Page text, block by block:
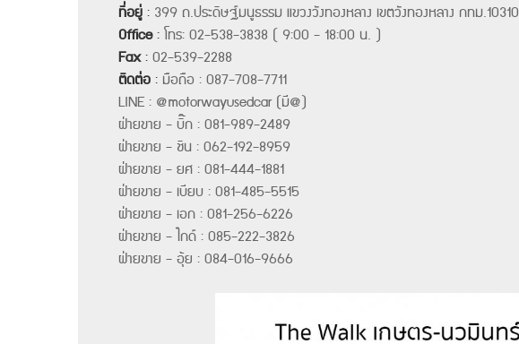
ที่อยู่: 399 ถ.ประดิษฐ์มนูธรรม แขวงวังทองหลาง เขตวังทองหลาง กทม.10310
Office:โทร: 02-538-3838 ( 9:00 - 18:00 น. )
Fax:02-539-2288
ติดต่อ: มือถือ : 087-708-7711
LINE : @motorwayusedcar (มี@)
ฝ่ายขาย - บิ๊ก : 081-989-2489
ฝ่ายขาย - ชิน : 062-192-8959
ฝ่ายขาย - ยศ : 081-444-1881
ฝ่ายขาย - เบียบ : 081-485-5515
ฝ่ายขาย - เอก : 081-256-6226
ฝ่ายขาย - ไกด์ : 085-222-3826
ฝ่ายขาย - อุ้ย : 084-016-9666